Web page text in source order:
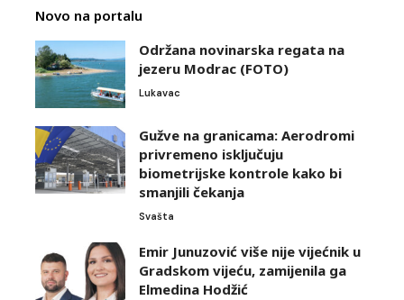
Novo na portalu
Održana novinarska regata na
jezeru Modrac (FOTO)
Lukavac
Gužve na granicama: Aerodromi
privremeno isključuju
biometrijske kontrole kako bi
smanjili čekanja
Svašta
Emir Junuzović više nije vijećnik u
Gradskom vijeću, zamijenila ga
Elmedina Hodžić